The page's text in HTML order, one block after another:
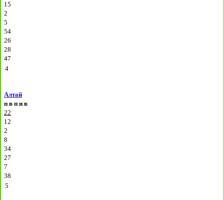
15
2
5
54
26
28
47
4
Алтай
п в п н в
22
12
2
8
34
27
7
38
5